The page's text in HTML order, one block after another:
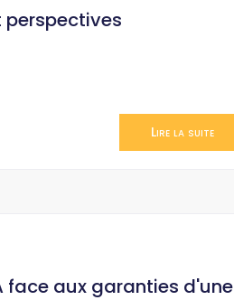
perspectives
Lire la suite
face aux garanties d'une